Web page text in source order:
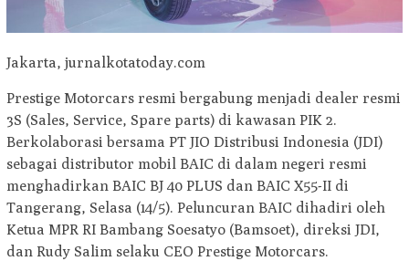
Jakarta, jurnalkotatoday.com
Prestige Motorcars resmi bergabung menjadi dealer resmi
3S (Sales, Service, Spare parts) di kawasan PIK 2.
Berkolaborasi bersama PT JIO Distribusi Indonesia (JDI)
sebagai distributor mobil BAIC di dalam negeri resmi
menghadirkan BAIC BJ 40 PLUS dan BAIC X55-II di
Tangerang, Selasa (14/5). Peluncuran BAIC dihadiri oleh
Ketua MPR RI Bambang Soesatyo (Bamsoet), direksi JDI,
dan Rudy Salim selaku CEO Prestige Motorcars.